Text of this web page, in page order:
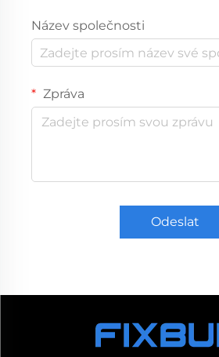
Název společnosti
Zpráva
Odeslat